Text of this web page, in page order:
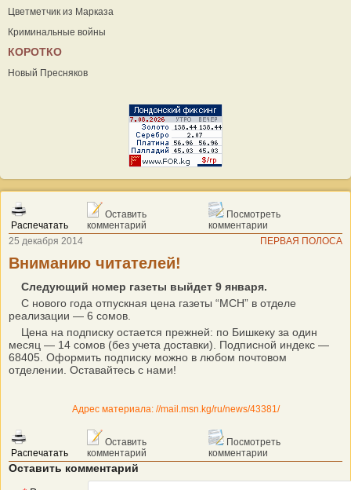
Цветметчик из Марказа
Криминальные войны
КОРОТКО
Новый Пресняков
Распечатать
Оставить
комментарий
Посмотреть
комментарии
25 декабря 2014
ПЕРВАЯ ПОЛОСА
Вниманию читателей!
Следующий номер газеты выйдет 9 января.
С нового года отпускная цена газеты “МСН” в отделе
реализации — 6 сомов.
Цена на подписку остается прежней: по Бишкеку за один
месяц — 14 сомов (без учета доставки). Подписной индекс —
68405. Оформить подписку можно в любом почтовом
отделении. Оставайтесь с нами!
Адрес материала: //mail.msn.kg/ru/news/43381/
Распечатать
Оставить
комментарий
Посмотреть
комментарии
Оставить комментарий